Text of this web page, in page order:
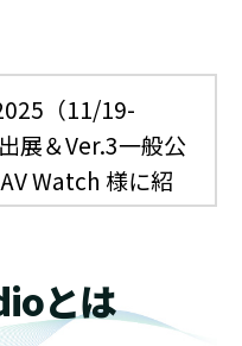
（11/19-
展＆Ver.3一般公
Watch 様に紹
した。
とは